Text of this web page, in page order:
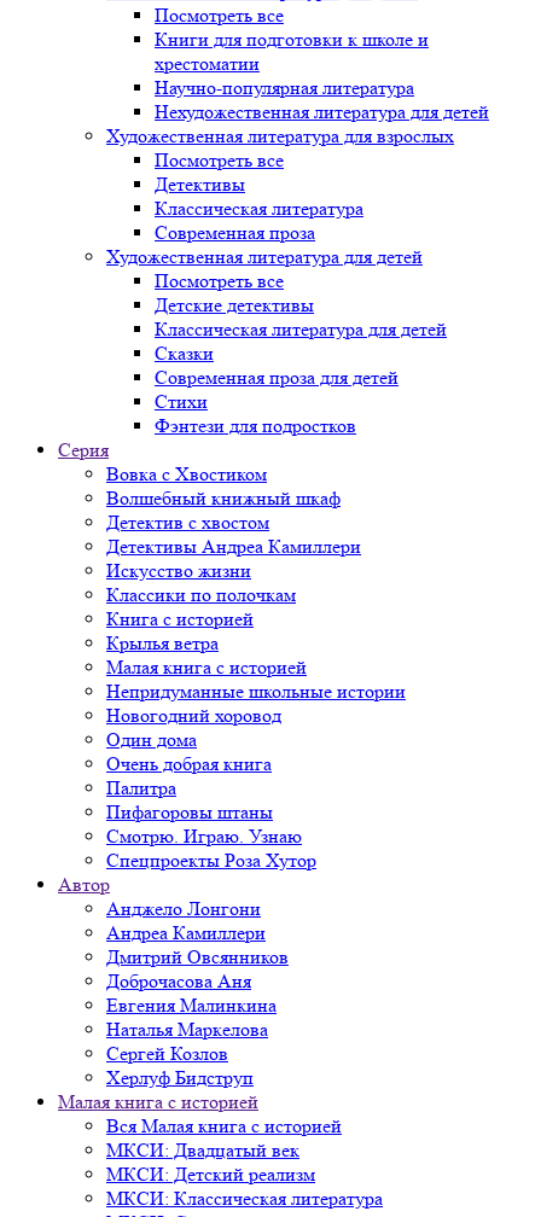
Посмотреть все
Книги для подготовки к школе и
хрестоматии
Научно-популярная литература
Нехудожественная литература для детей
Художественная литература для взрослых
Посмотреть все
Детективы
Классическая литература
Современная проза
Художественная литература для детей
Посмотреть все
Детские детективы
Классическая литература для детей
Сказки
Современная проза для детей
Стихи
Фэнтези для подростков
Серия
Вовка с Хвостиком
Волшебный книжный шкаф
Детектив с хвостом
Детективы Андреа Камиллери
Искусство жизни
Классики по полочкам
Книга с историей
Крылья ветра
Малая книга с историей
Непридуманные школьные истории
Новогодний хоровод
Один дома
Очень добрая книга
Палитра
Пифагоровы штаны
Смотрю. Играю. Узнаю
Спецпроекты Роза Хутор
Автор
Анджело Лонгони
Андреа Камиллери
Дмитрий Овсянников
Доброчасова Аня
Евгения Малинкина
Наталья Маркелова
Сергей Козлов
Херлуф Бидструп
Малая книга с историей
Вся Малая книга с историей
МКСИ: Двадцатый век
МКСИ: Детский реализм
МКСИ: Классическая литература